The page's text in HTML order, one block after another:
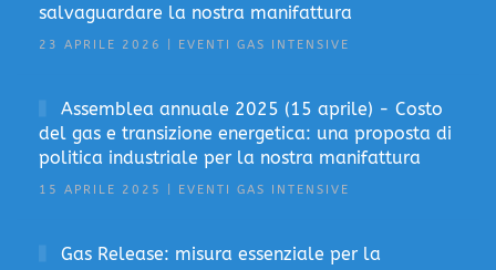
salvaguardare la nostra manifattura
23 APRILE 2026 | EVENTI GAS INTENSIVE
Assemblea annuale 2025 (15 aprile) - Costo
del gas e transizione energetica: una proposta di
politica industriale per la nostra manifattura
15 APRILE 2025 | EVENTI GAS INTENSIVE
Gas Release: misura essenziale per la